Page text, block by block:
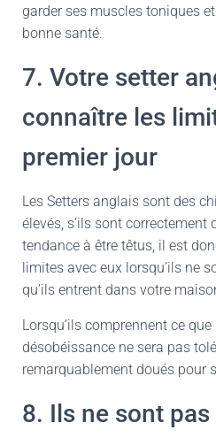
garder ses muscles toniques
bonne santé.
7. Votre setter
connaître les
premier jour
Les Setters anglais sont des
élevés, s’ils sont
tendance à être têtus, il est
limites avec eux lorsqu’ils ne
qu’ils entrent dans votre
Lorsqu’ils comprennent ce que
désobéissance ne sera pas
remarquablement doués pour
8. Ils ne sont